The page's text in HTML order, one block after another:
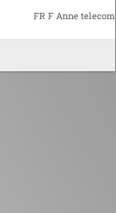
FR F Anne telecom